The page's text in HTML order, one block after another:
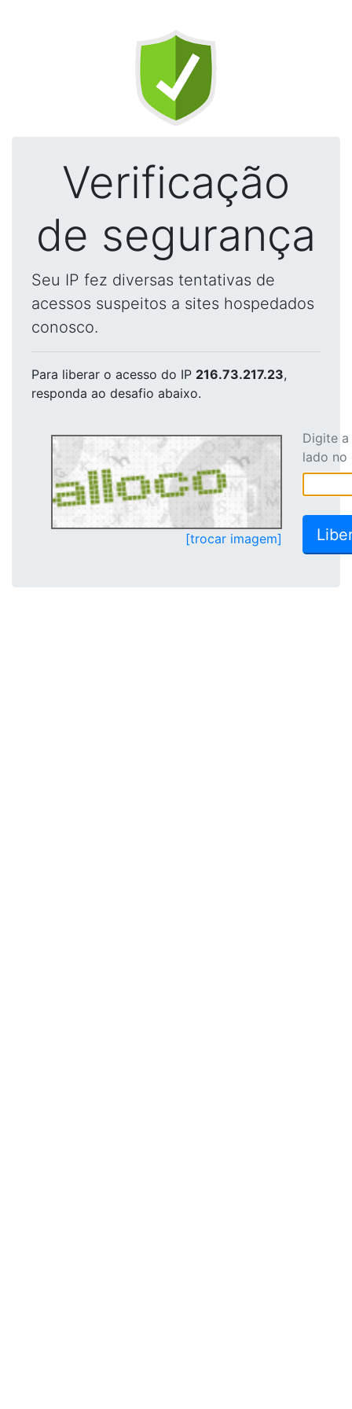
Verificação
de segurança
Seu IP fez diversas tentativas de
acessos suspeitos a sites hospedados
conosco.
Para liberar o acesso do IP 216.73.217.23,
responda ao desafio abaixo.
[trocar imagem]
Digite
lado no